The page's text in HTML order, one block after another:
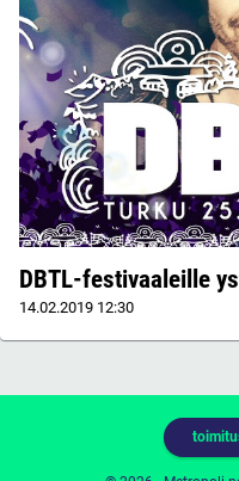
DBTL-festivaaleille
14.02.2019 12:30